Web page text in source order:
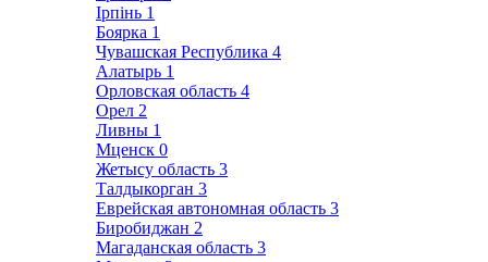
Ірпінь 1
Боярка 1
Чувашская Республика 4
Алатырь 1
Орловская область 4
Орел 2
Ливны 1
Мценск 0
Жетысу область 3
Талдыкорган 3
Еврейская автономная область 3
Биробиджан 2
Магаданская область 3